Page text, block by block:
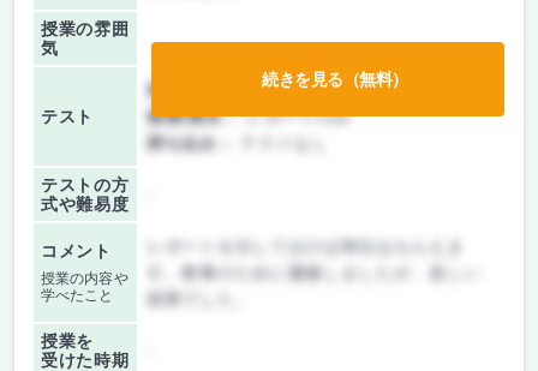
授業の雰囲
気
テスト
前期/中間：
テスト・レポート両方なし
後期/期末：レポートのみ
持ち込み：
テストの方
式や難易度
コメント
授業の内容や
学べたこと
す。教養のために履修しましたが、楽しい
授業を
受けた時期
続きを見る（無料）